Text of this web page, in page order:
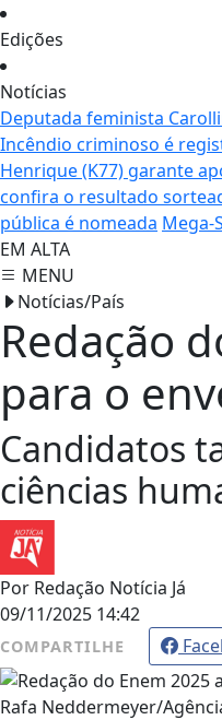
Edições
Notícias
Deputada feminista
Incêndio criminoso é
Henrique (K77) garante
confira o resultado
pública é nomeada Mega-
EM ALTA
MENU
Notícias/País
Redação
para o
Candidatos
ciências
Por Redação Notícia Já
09/11/2025 14:42
COMPARTILHE
Rafa Neddermeyer/